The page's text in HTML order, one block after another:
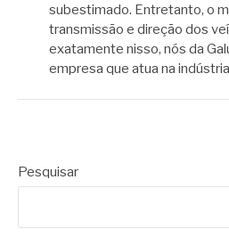
subestimado. Entretanto, o
transmissão e direção dos
exatamente nisso, nós da
empresa que atua na
Pesquisar